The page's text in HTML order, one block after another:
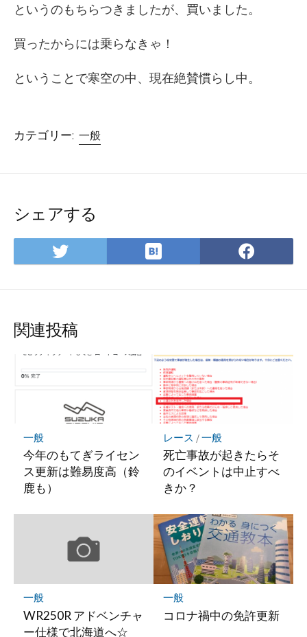
というのもちらつきましたが、買いました。
買ったからには乗らなきゃ！
ということで寒空の中、現在絶賛慣らし中。
カテゴリー: 一般
シェアする
Twitter
で
は
て
ー
ク
に
保
存
で
関連投稿
一般
今年のもてぎライセン
ス更新は難易度高（鈴
鹿も）
レース /一般
死亡事故が起きたらそ
のイベントは中止すべ
きか？
一般
WR250R アドベンチャ
ー仕様で北海道へ☆
一般
コロナ禍中の免許更新